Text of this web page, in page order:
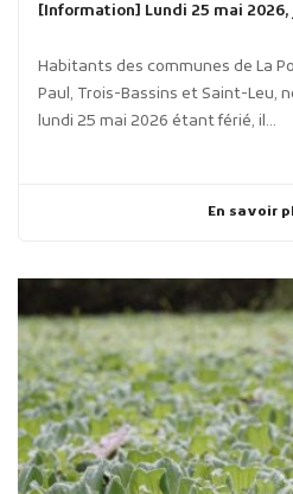
[Information] Lundi 25 mai
Habitants des communes de La
Paul, Trois-Bassins et Saint-Leu,
lundi 25 mai 2026 étant férié, il...
En savoir